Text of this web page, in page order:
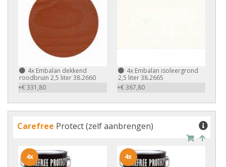
4x Embalan dekkend
roodbruin 2,5 liter 38.2660
+€ 331,80
4xEmbalan isoleergrond
2,5 liter 38.2665
+€ 367,80
Carefree Protect (zelf aanbrengen)
4x 4x